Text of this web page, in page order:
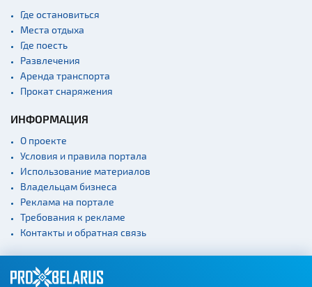
Где остановиться
Места отдыха
Где поесть
Развлечения
Аренда транспорта
Прокат снаряжения
ИНФОРМАЦИЯ
О проекте
Условия и правила портала
Использование материалов
Владельцам бизнеса
Реклама на портале
Требования к рекламе
Контакты и обратная связь